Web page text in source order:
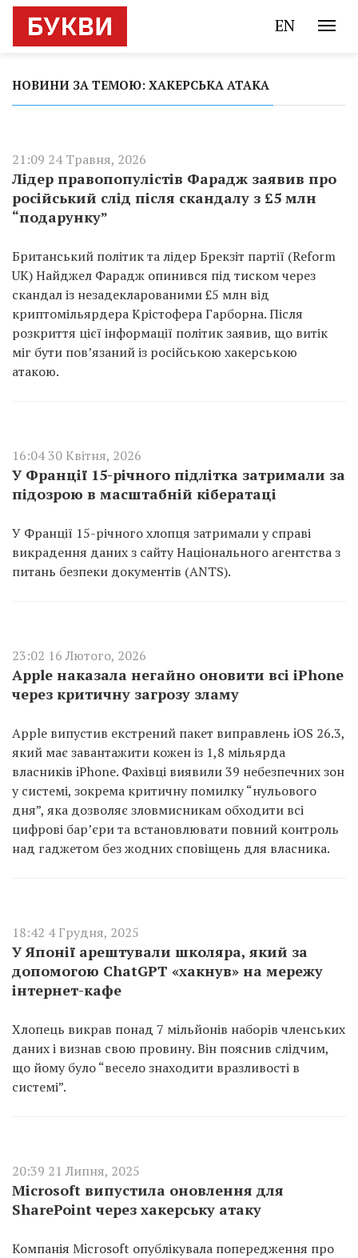
EN
НОВИНИ ЗА ТЕМОЮ: ХАКЕРСЬКА АТАКА
21:09 24 Травня, 2026
Лідер правопопулістів Фарадж заявив про
російський слід після скандалу з £5 млн
“подарунку”
Британський політик та лідер Брекзіт партії (Reform
UK) Найджел Фарадж опинився під тиском через
скандал із незадекларованими £5 млн від
криптомільярдера Крістофера Гарборна. Після
розкриття цієї інформації політик заявив, що витік
міг бути пов’язаний із російською хакерською
атакою.
16:04 30 Квітня, 2026
У Франції 15-річного підлітка затримали за
підозрою в масштабній кібератаці
У Франції 15-річного хлопця затримали у справі
викрадення даних з сайту Національного агентства з
питань безпеки документів (ANTS).
23:02 16 Лютого, 2026
Apple наказала негайно оновити всі iPhone
через критичну загрозу зламу
Apple випустив екстрений пакет виправлень iOS 26.3,
який має завантажити кожен із 1,8 мільярда
власників iPhone. Фахівці виявили 39 небезпечних зон
у системі, зокрема критичну помилку “нульового
дня”, яка дозволяє зловмисникам обходити всі
цифрові бар’єри та встановлювати повний контроль
над гаджетом без жодних сповіщень для власника.
18:42 4 Грудня, 2025
У Японії арештували школяра, який за
допомогою ChatGPT «хакнув» на мережу
інтернет-кафе
Хлопець викрав понад 7 мільйонів наборів членських
даних і визнав свою провину. Він пояснив слідчим,
що йому було “весело знаходити вразливості в
системі”.
20:39 21 Липня, 2025
Microsoft випустила оновлення для
SharePoint через хакерську атаку
Компанія Microsoft опублікувала попередження про